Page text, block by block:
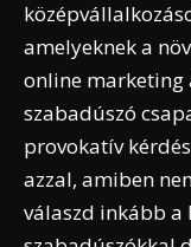
amelyeknek a
online marketing
szabadúszó
provokatív
azzal, amiben
válaszd inkább a